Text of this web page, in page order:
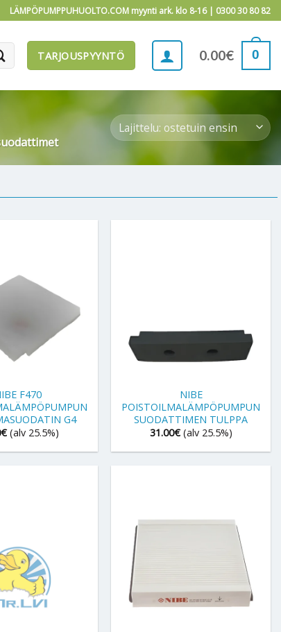
LÄMPÖPUMPPUHUOLTO.COM myynti ark. klo 8-16 | 0300 30 80 82
TARJOUSPYYNTÖ 0.00€ 0
F470
G4
€ (alv 25.5%)
NIBE
POISTOILMALÄMPÖPUMPUN
SUODATTIMEN TULPPA
31.00€ (alv 25.5%)